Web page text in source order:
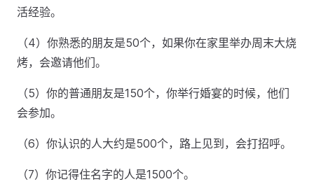
活经验。
（4）你熟悉的朋友是50个，如果你在家里举办周末大烧
烤，会邀请他们。
（5）你的普通朋友是150个，你举行婚宴的时候，他们
会参加。
（6）你认识的人大约是500个，路上见到，会打招呼。
（7）你记得住名字的人是1500个。